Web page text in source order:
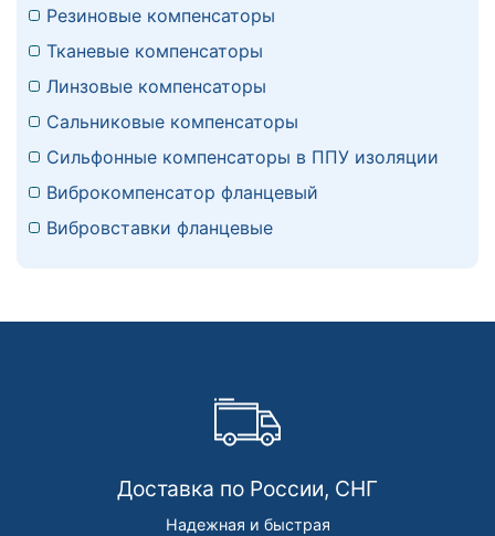
Резиновые компенсаторы
Тканевые компенсаторы
Линзовые компенсаторы
Сальниковые компенсаторы
Сильфонные компенсаторы в ППУ изоляции
Виброкомпенсатор фланцевый
Вибровставки фланцевые
Доставка по России, СНГ
Надежная и быстрая